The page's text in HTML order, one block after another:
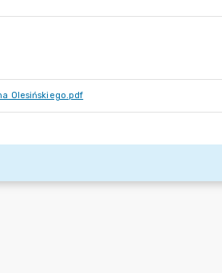
Olesińskiego.pdf